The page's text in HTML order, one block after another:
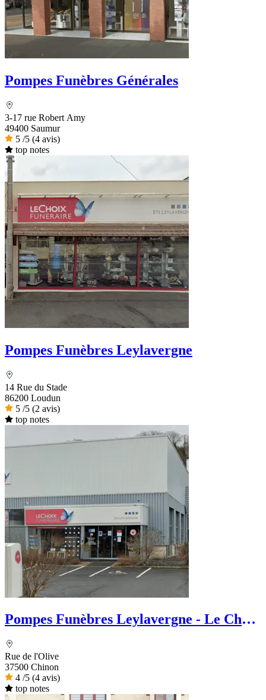
Pompes Funèbres Générales
3-17 rue Robert Amy
49400 Saumur
5 /5 (4 avis)
top notes
Pompes Funèbres Leylavergne
14 Rue du Stade
86200 Loudun
5 /5 (2 avis)
top notes
Pompes Funèbres Leylavergne - Le Choix
Rue de l'Olive
37500 Chinon
4 /5 (4 avis)
top notes